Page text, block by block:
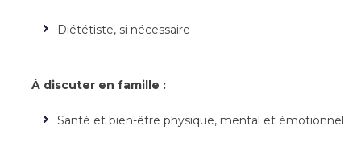
Diététiste, si nécessaire
À discuter en famille :
Santé et bien-être physique, mental et émotionnel